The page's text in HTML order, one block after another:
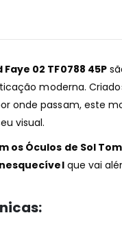
02 TF0788 45P
moderna.
onde passam, este
visual.
Óculos de Sol
que vai